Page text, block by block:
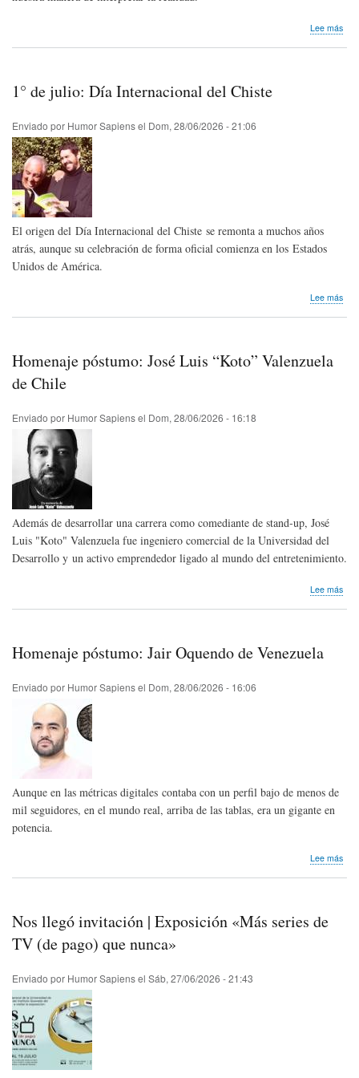
Lee más
1° de julio: Día Internacional del Chiste
Enviado por Humor Sapiensel Dom, 28/06/2026 - 21:06
El origen del Día Internacional del Chiste se remonta a muchos años
atrás, aunque su celebración de forma oficial comienza en los Estados
Unidos de América.
Lee más
Homenaje póstumo: José Luis “Koto” Valenzuela
de Chile
Enviado por Humor Sapiensel Dom, 28/06/2026 - 16:18
Además de desarrollar una carrera como comediante de stand-up, José
Luis "Koto" Valenzuela fue ingeniero comercial de la Universidad del
Desarrollo y un activo emprendedor ligado al mundo del entretenimiento.
Lee más
Homenaje póstumo: Jair Oquendo de Venezuela
Enviado por Humor Sapiensel Dom, 28/06/2026 - 16:06
Aunque en las métricas digitales contaba con un perfil bajo de menos de
mil seguidores, en el mundo real, arriba de las tablas, era un gigante en
potencia.
Lee más
Nos llegó invitación | Exposición «Más series de
TV (de pago) que nunca»
Enviado por Humor Sapiensel Sáb, 27/06/2026 - 21:43